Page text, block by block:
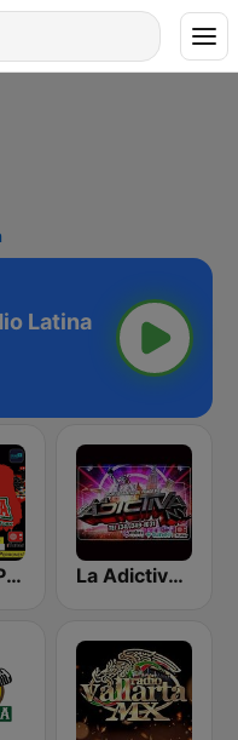
Latina
Radio La Poblanita La Adictiva NY